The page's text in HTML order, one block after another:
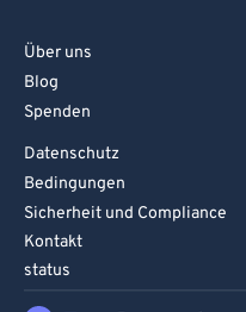
Über uns
Blog
Spenden
Datenschutz
Bedingungen
Sicherheit und Compliance
Kontakt
status